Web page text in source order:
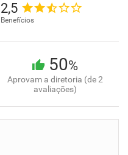
2,5
Benefícios
50%
Aprovam a diretoria (de 2
avaliações)